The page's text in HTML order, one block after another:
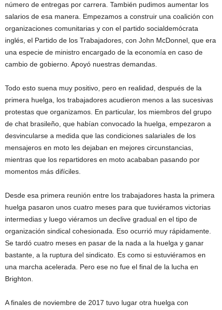
número de entregas por carrera. También pudimos aumentar los
salarios de esa manera. Empezamos a construir una coalición con
organizaciones comunitarias y con el partido socialdemócrata
inglés, el Partido de los Trabajadores, con John McDonnel, que era
una especie de ministro encargado de la economía en caso de
cambio de gobierno. Apoyó nuestras demandas.
Todo esto suena muy positivo, pero en realidad, después de la
primera huelga, los trabajadores acudieron menos a las sucesivas
protestas que organizamos. En particular, los miembros del grupo
de chat brasileño, que habían convocado la huelga, empezaron a
desvincularse a medida que las condiciones salariales de los
mensajeros en moto les dejaban en mejores circunstancias,
mientras que los repartidores en moto acababan pasando por
momentos más difíciles.
Desde esa primera reunión entre los trabajadores hasta la primera
huelga pasaron unos cuatro meses para que tuviéramos victorias
intermedias y luego viéramos un declive gradual en el tipo de
organización sindical cohesionada. Eso ocurrió muy rápidamente.
Se tardó cuatro meses en pasar de la nada a la huelga y ganar
bastante, a la ruptura del sindicato. Es como si estuviéramos en
una marcha acelerada. Pero ese no fue el final de la lucha en
Brighton.
A finales de noviembre de 2017 tuvo lugar otra huelga con